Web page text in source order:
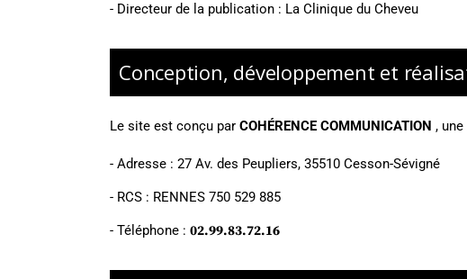
- Directeur de la publication : La Clinique du Cheveu
Conception, développement et
Le site est conçu par COHÉRENCE COMMUNICATION ,
- Adresse : 27 Av. des Peupliers, 35510 Cesson-Sévigné
- RCS : RENNES 750 529 885
- Téléphone : 02.99.83.72.16